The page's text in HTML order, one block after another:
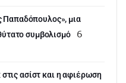
μια
συμβολισμό
6
ασίστ και η αφιέρωση